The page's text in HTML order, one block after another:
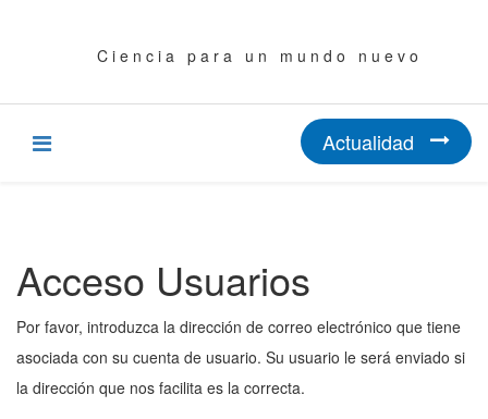
C i e n c i a p a r a u n m u n d o n u e v o
Actualidad
Acceso Usuarios
Por favor, introduzca la dirección de correo electrónico que tiene
asociada con su cuenta de usuario. Su usuario le será enviado si
la dirección que nos facilita es la correcta.